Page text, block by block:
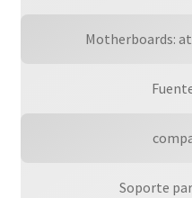
Motherboards:
Soporte